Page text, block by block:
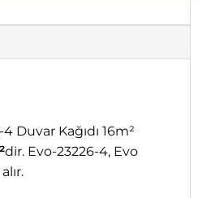
Duvar Kağıdı 16m²
dir. Evo-23226-4, Evo